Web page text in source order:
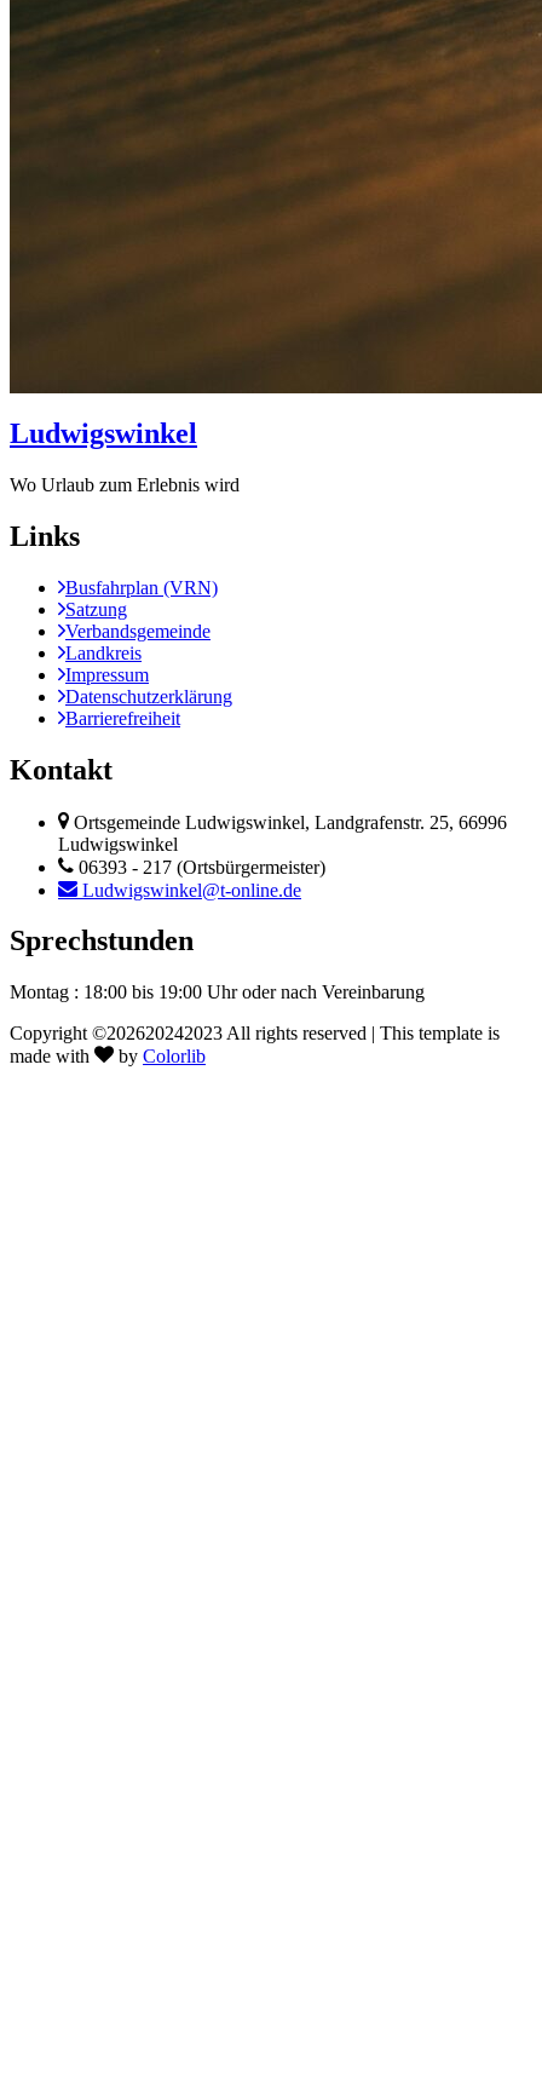
Ludwigswinkel
Wo Urlaub zum Erlebnis wird
Links
Busfahrplan (VRN)
Satzung
Verbandsgemeinde
Landkreis
Impressum
Datenschutzerklärung
Barrierefreiheit
Kontakt
Ortsgemeinde Ludwigswinkel, Landgrafenstr. 25, 66996
Ludwigswinkel
06393 - 217 (Ortsbürgermeister)
Ludwigswinkel@t-online.de
Sprechstunden
Montag : 18:00 bis 19:00 Uhr oder nach Vereinbarung
Copyright ©202620242023 All rights reserved | This template is
made with
by Colorlib